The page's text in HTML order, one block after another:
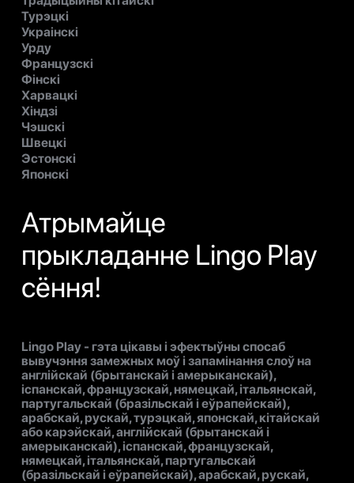
Турэцкі
Украінскі
Урду
Французскі
Фінскі
Харвацкі
Хіндзі
Чэшскі
Швецкі
Эстонскі
Японскі
Атрымайце
прыкладанне Lingo Play
сёння!
Lingo Play - гэта цікавы і эфектыўны спосаб
вывучэння замежных моў і запамінання слоў на
англійскай (брытанскай і амерыканскай),
іспанскай, французскай, нямецкай, італьянскай,
партугальскай (бразільскай і еўрапейскай),
арабскай, рускай, турэцкай, японскай, кітайскай
або карэйскай, англійскай (брытанскай і
амерыканскай), іспанскай, французскай,
нямецкай, італьянскай, партугальскай
(бразільскай і еўрапейскай), арабскай, рускай,